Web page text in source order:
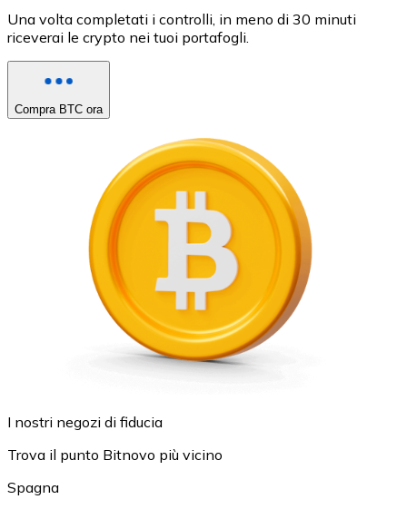
Una volta completati i controlli, in meno di 30 minuti
riceverai le crypto nei tuoi portafogli.
Compra BTC ora
I nostri negozi di fiducia
Trova il punto Bitnovo più vicino
Spagna